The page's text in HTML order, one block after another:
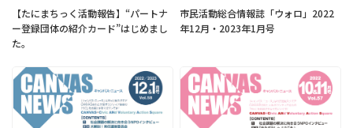
【たにまちっく活動報告】“パートナ
ー登録団体の紹介カード”はじめまし
た。
市民活動総合情報誌「ウォロ」2022
年12月・2023年1月号